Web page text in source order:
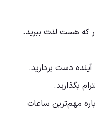
مهم‌ترین ساعات